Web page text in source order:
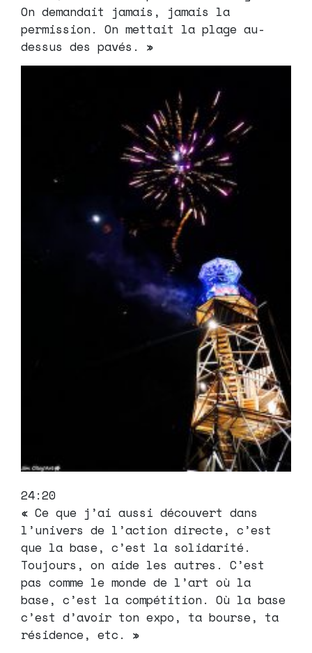
On demandait jamais, jamais la
permission. On mettait la plage au-
dessus des pavés. »
24:20
« Ce que j’ai aussi découvert dans
l’univers de l’action directe, c’est
que la base, c’est la solidarité.
Toujours, on aide les autres. C’est
pas comme le monde de l’art où la
base, c’est la compétition. Où la base
c’est d’avoir ton expo, ta bourse, ta
résidence, etc. »